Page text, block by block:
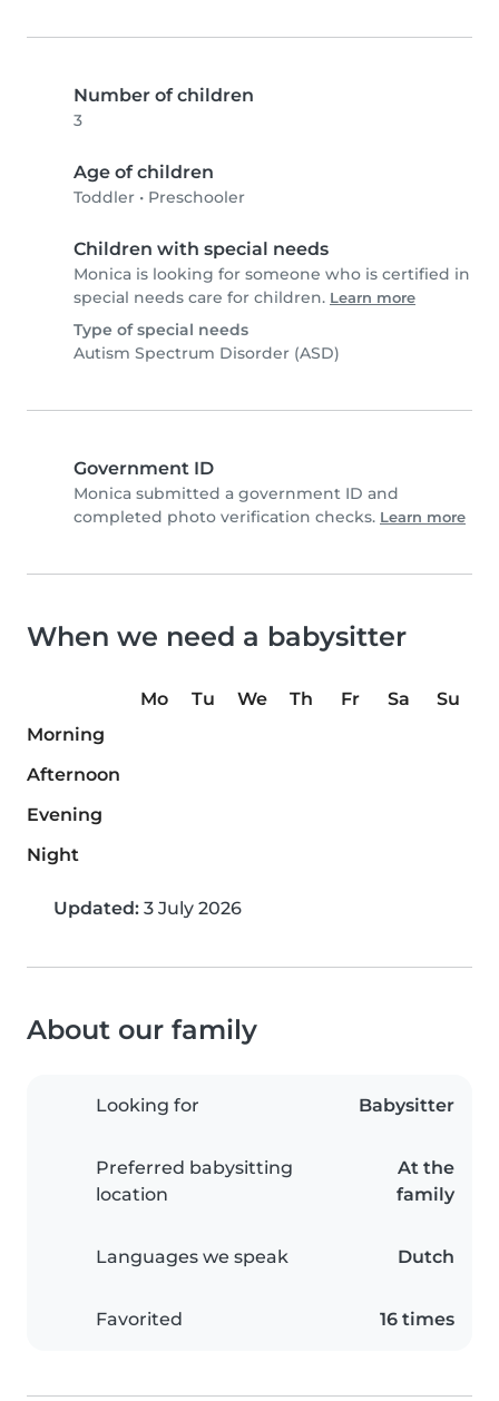
Number of children
3
Age of children
Toddler • Preschooler
Children with special needs
Monica is looking for someone who is certified in
special needs care for children. Learn more
Type of special needs
Autism Spectrum Disorder (ASD)
Government ID
Monica submitted a government ID and
completed photo verification checks. Learn more
When we need a babysitter
Mo Tu We Th Fr Sa
Su
Morning
Afternoon
Evening
Night
Updated: 3 July 2026
About our family
Looking for Babysitter
Preferred babysitting
location
At the
family
Languages we speak Dutch
Favorited 16 times